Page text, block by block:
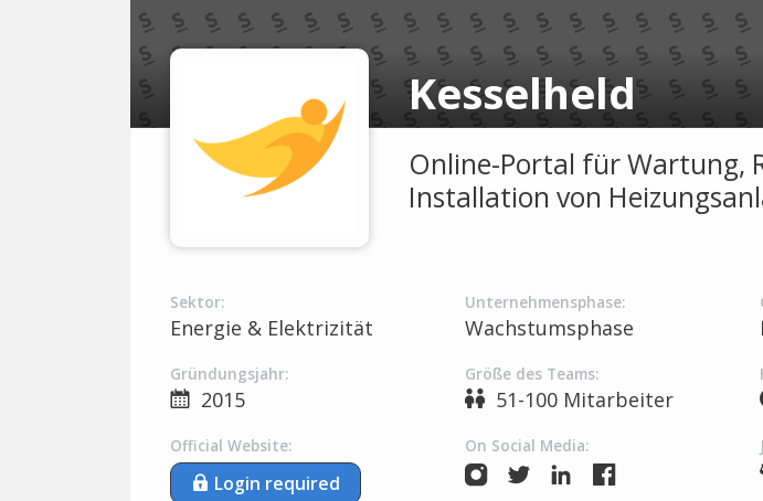
Kesselheld
Online-Portal für Wartung,
Installation von
Sektor:
Energie & Elektrizität
Unternehmensphase:
Wachstumsphase
Gründungsjahr:
2015
Größe des Teams:
51-100 Mitarbeiter
Official Website:
Login required
On Social Media: